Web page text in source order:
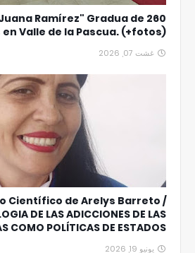
Ramírez" Gradua de 260
Valle de la Pascua. (+fotos)
غشت 07, 2026
Científico de Arelys Barreto /
DE LAS ADICCIONES DE LAS
COMO POLÍTICAS DE ESTADOS
يونيو 19, 2026